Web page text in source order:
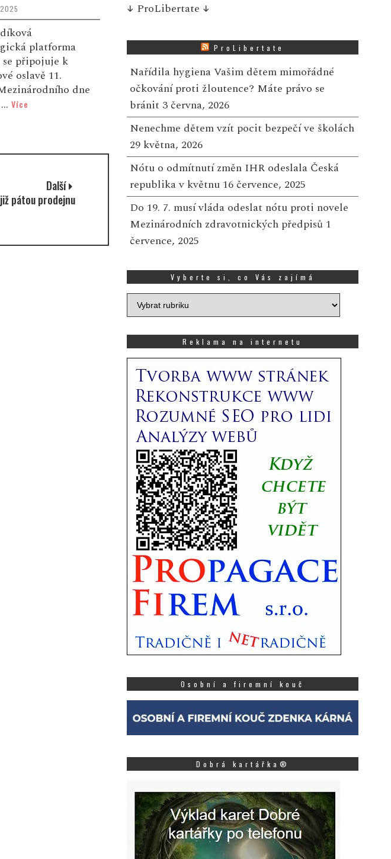
platforma
se připojuje k
oslavě 11.
dne
Více
V provozovně Zmrzlina
skvělé věci! Do nabídky
kromě osvěžující zmrzliny
nově přibyl také první...Více
vybraných prodejnách
uskutečnila speciální
grantového prog...
Další
pátou prodejnu
↓ ProLibertate ↓
ProLibertate
Nařídila hygiena Vašim dětem mimořádné
očkování proti žloutence? Máte právo se
bránit 3 června, 2026
Nenechme dětem vzít pocit bezpečí ve školách
29 května, 2026
Nótu o odmítnutí změn IHR odeslala Česká
republika v květnu 16 července, 2025
Do 19. 7. musí vláda odeslat nótu proti novele
Mezinárodních zdravotnických předpisů 1
července, 2025
Vyberte si, co Vás zajímá
Vyberte
si,
zajímá
Reklama na internetu
Osobní a firemní kouč
Dobrá kartářka®